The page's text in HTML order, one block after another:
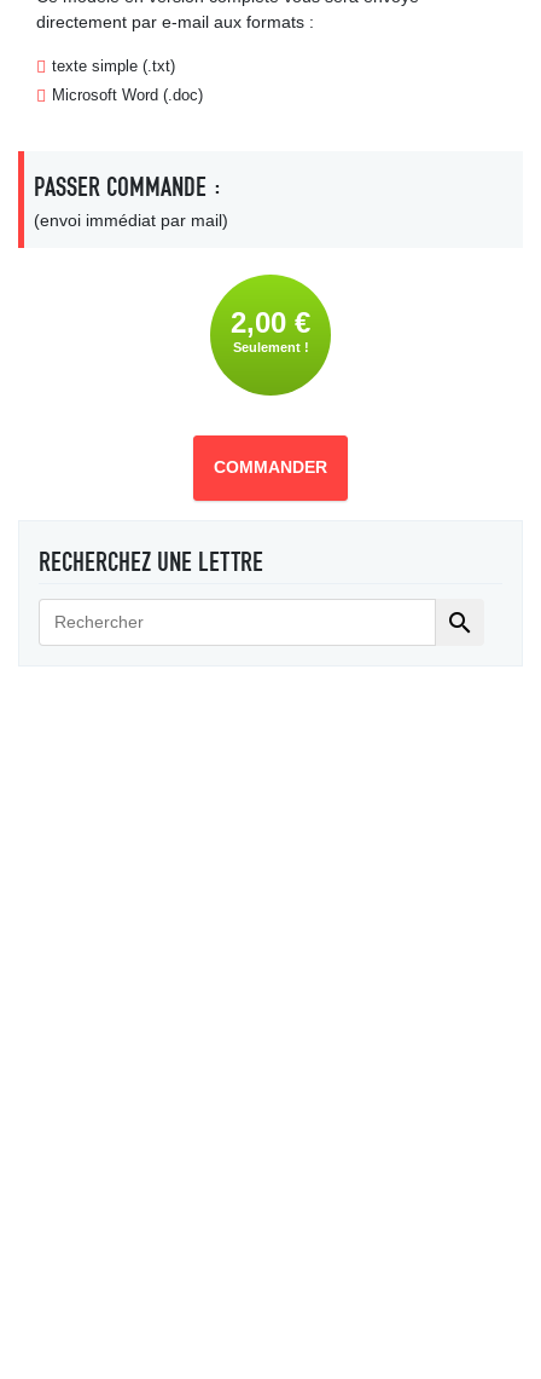
directement par e-mail aux formats :
texte simple (.txt)
Microsoft Word (.doc)
PASSER COMMANDE :
(envoi immédiat par mail)
2,00 €
Seulement !
COMMANDER
RECHERCHEZ UNE LETTRE
